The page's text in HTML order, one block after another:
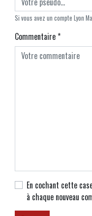
Si vous avez un compte Lyon
Commentaire*
En cochant cette
à chaque nouveau